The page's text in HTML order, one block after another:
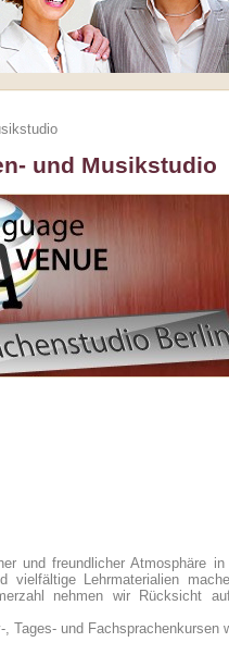
und Musikstudio
und freundlicher Atmosphäre
vielfältige Lehrmaterialien
nehmen wir Rücksicht
Tages- und Fachsprachenkursen